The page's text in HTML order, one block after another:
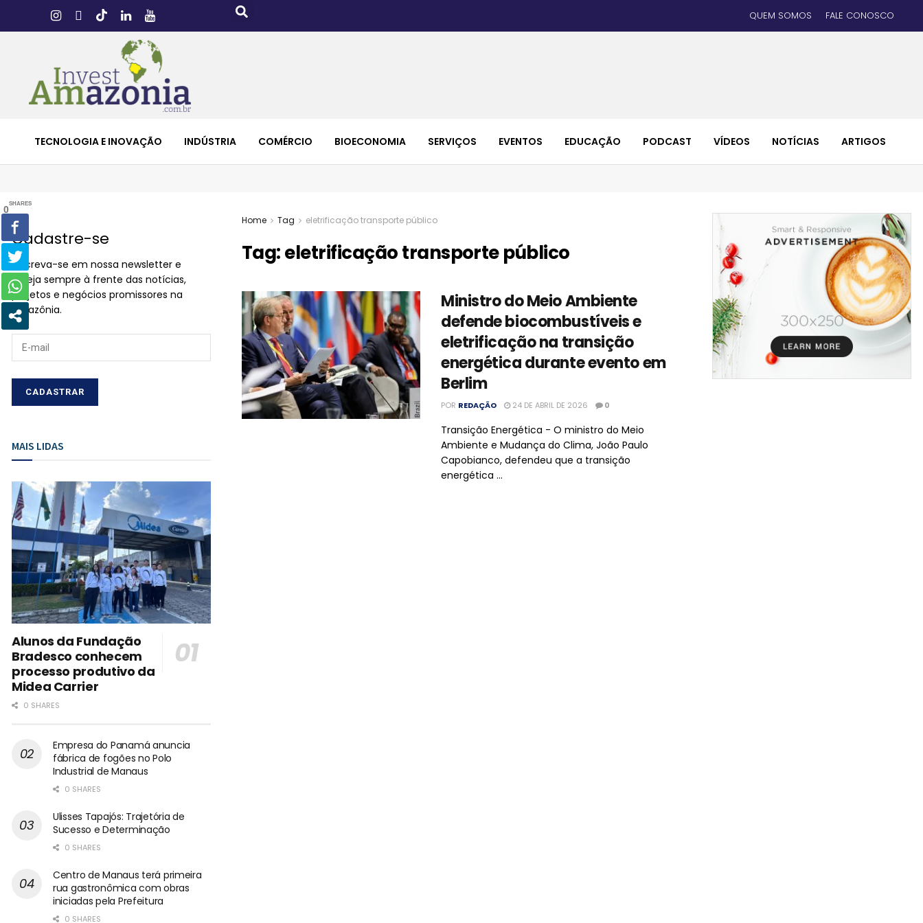
QUEM SOMOS FALE CONOSCO
TECNOLOGIA E INOVAÇÃO INDÚSTRIA COMÉRCIO BIOECONOMIA SERVIÇOS EVENTOS EDUCAÇÃO PODCAST VÍDEOS NOTÍCIAS ARTIGOS
Home Tag eletrificação transporte público
Tag:eletrificação transporte público
Ministro do Meio Ambiente
defende biocombustíveis e
eletrificação na transição
energética durante evento em
Berlim
POR REDAÇÃO 24 DE ABRIL DE 2026 0
Transição Energética - O ministro do Meio
Ambiente e Mudança do Clima, João Paulo
Capobianco, defendeu que a transição
energética ...
Cadastre-se
Inscreva-se em nossa newsletter e
esteja sempre à frente das notícias,
projetos e negócios promissores na
Amazônia.
MAIS LIDAS
Alunos da Fundação
Bradesco conhecem
processo produtivo da
Midea Carrier
0 SHARES
Empresa do Panamá anuncia
fábrica de fogões no Polo
Industrial de Manaus
0 SHARES
Ulisses Tapajós: Trajetória de
Sucesso e Determinação
0 SHARES
Centro de Manaus terá primeira
rua gastronômica com obras
iniciadas pela Prefeitura
0 SHARES
0
SHARES